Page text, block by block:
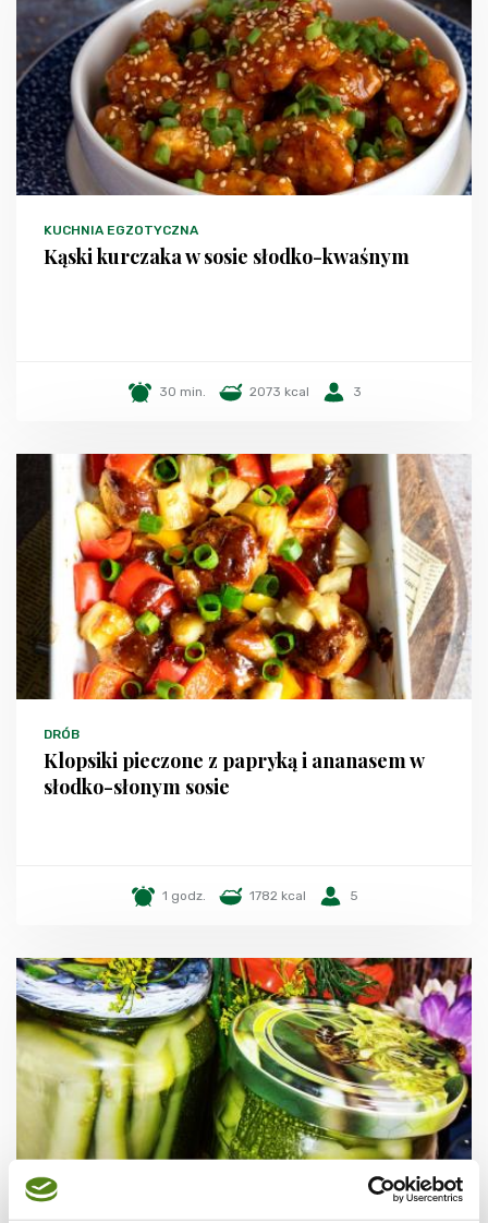
KUCHNIA EGZOTYCZNA
Kąski kurczaka w sosie słodko-kwaśnym
30 min. 2073 kcal 3
DRÓB
Klopsiki pieczone z papryką i ananasem w
słodko-słonym sosie
1 godz. 1782 kcal 5